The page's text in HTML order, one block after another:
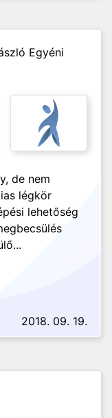
Egyéni
de nem
légkör
lehetőség
2018. 09. 19.